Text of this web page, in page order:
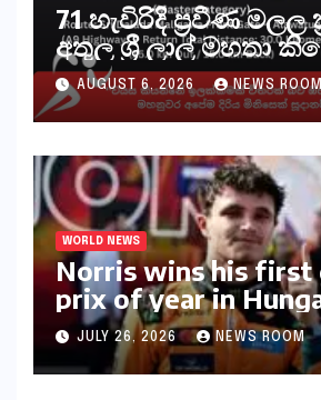
71 හැවිරිදි ප්‍රවීණ මලල
අතුල ශ්‍රී ලාල් මහතා
30ක විශේෂ මැරතන්
අභියෝගයකට
AUGUST 6, 2026 NEWS
WORLD NEWS
Norris wins his first
prix of year in
JULY 26, 2026 NEWS ROOM